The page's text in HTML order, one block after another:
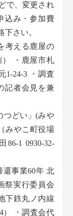
で、変更され
込み・参加費
さい。
考える鹿屋の
・鹿屋市札
1-24-3 ・調査
記者会見を兼
つどい」(みや
みやこ町役場
1 0930-32-
事業60年 北
祭実行委員会
下鉄丸ノ内線
） ・調査会代